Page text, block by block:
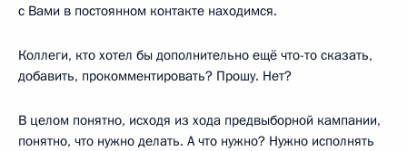
с Вами в постоянном контакте находимся.
Коллеги, кто хотел бы дополнительно ещё что-то сказать,
добавить, прокомментировать? Прошу. Нет?
В целом понятно, исходя из хода предвыборной кампании,
понятно, что нужно делать. А что нужно? Нужно исполнять